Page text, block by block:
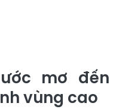
mơ đến
vùng cao